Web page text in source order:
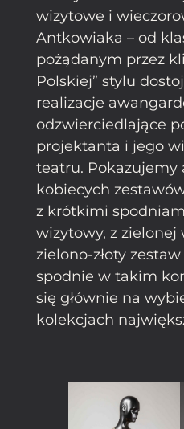
wizytowe i
Antkowiaka – od
pożądanym przez
Polskiej” stylu
realizacje
odzwierciedlające
projektanta i jego
teatru. Pokazujemy
kobiecych
z krótkimi
wizytowy, z zielonej
zielono-złoty
spodnie w takim
się głównie na
kolekcjach